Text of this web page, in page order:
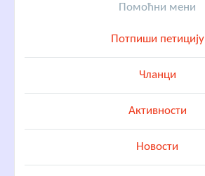
Помоћни мени
Потпиши петицију
Чланци
Активности
Новости